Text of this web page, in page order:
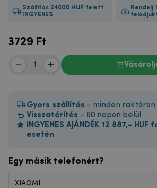
Szállítás 24000 HUF felett
INGYENES
Rendelj
feladjuk!
3729 Ft
Gyors szállítás - minden raktáron
Visszatérítés - 60 napon belül
INGYENES AJÁNDÉK 12 887,-
esetén
Egy másik telefonért?
XIAOMI